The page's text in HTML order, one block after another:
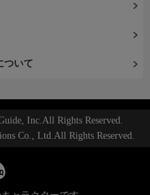
ついて
Inc.All Rights Reserved.
Co., Ltd.All Rights Reserved.